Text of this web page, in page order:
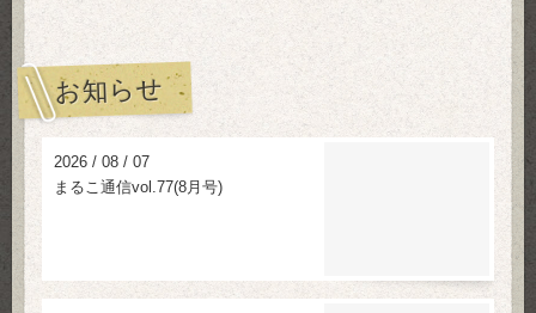
お知らせ
2026 / 08 / 07
まるこ通信vol.77(8月号)